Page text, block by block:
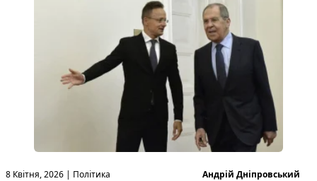
8 Квітня, 2026 | Політика
Опубліковано
Андрій Дніпровський